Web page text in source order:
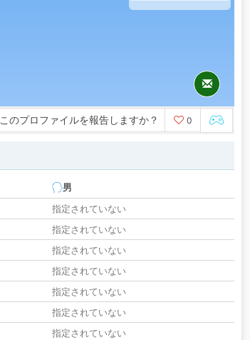
このプロファイルを報告しますか？ 0
男
指定されていない
指定されていない
指定されていない
指定されていない
指定されていない
指定されていない
指定されていない